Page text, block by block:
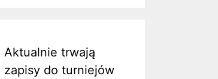
Aktualnie trwają
zapisy do turniejów